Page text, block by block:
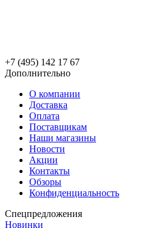
+7 (495) 142 17 67
Дополнительно
О компании
Доставка
Оплата
Поставщикам
Наши магазины
Новости
Акции
Контакты
Обзоры
Конфиденциальность
Спецпредложения
Новинки